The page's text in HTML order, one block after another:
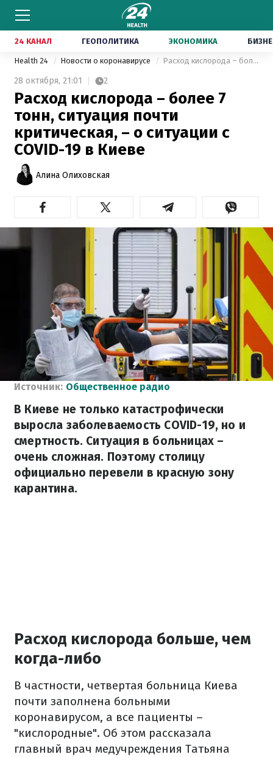
24 КАНАЛ ГЕОПОЛИТИКА ЭКОНОМИКА
Health 24 Новости о коронавирусе Расход кислорода – более 7 тонн, ситуация почти критическая, – о ситуации с COVID-19 в Киеве
28 октября, 21:01 2
Расход кислорода – более 7
тонн, ситуация почти
критическая, – о ситуации с
COVID-19 в Киеве
Алина Олиховская
Источник: Общественное радио
В Киеве не только катастрофически
выросла заболеваемость COVID-19, но и
смертность. Ситуация в больницах –
очень сложная. Поэтому столицу
официально перевели в красную зону
карантина.
Расход кислорода больше, чем
когда-либо
В частности, четвертая больница Киева
почти заполнена больными
коронавирусом, а все пациенты –
"кислородные". Об этом рассказала
главный врач медучреждения Татьяна